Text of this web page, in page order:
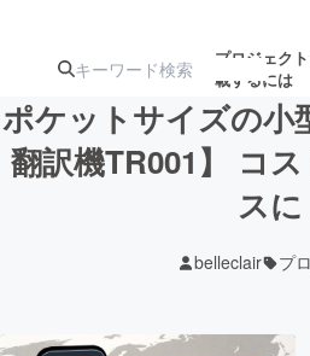
プロジェク
載するには
注目の新着プロ
ポケットサイズの小
翻訳機TR001】 コ
スに
belleclair プ